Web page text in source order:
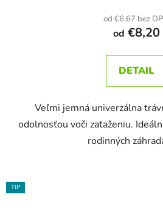
od €6,67 bez
od €8,20
DETAIL
Veľmi jemná univerzálna
odolnosťou voči zaťaženiu.
rodinných
TIP